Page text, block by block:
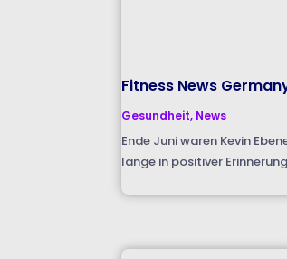
Fitness News
Gesundheit, News
Ende Juni waren Kevin
lange in positiver